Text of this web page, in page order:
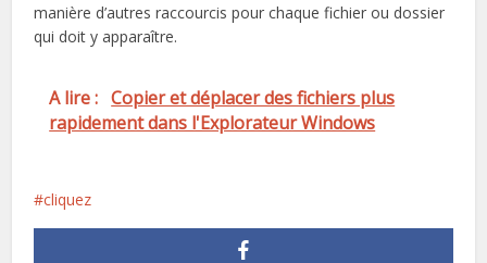
manière d’autres raccourcis pour chaque fichier ou dossier
qui doit y apparaître.
A lire : Copier et déplacer des fichiers plus
rapidement dans l'Explorateur Windows
cliquez